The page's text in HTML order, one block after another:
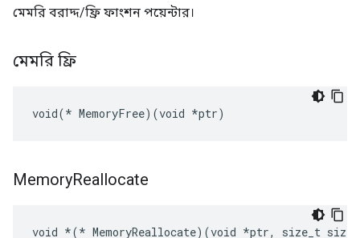
মেমরি বরাদ্দ/ফ্রি ফাংশন পয়েন্টার।
মেমরি ফ্রি
void(* MemoryFree)(void *ptr)
MemoryReallocate
void *(* MemoryReallocate)(void *ptr, size_t size)